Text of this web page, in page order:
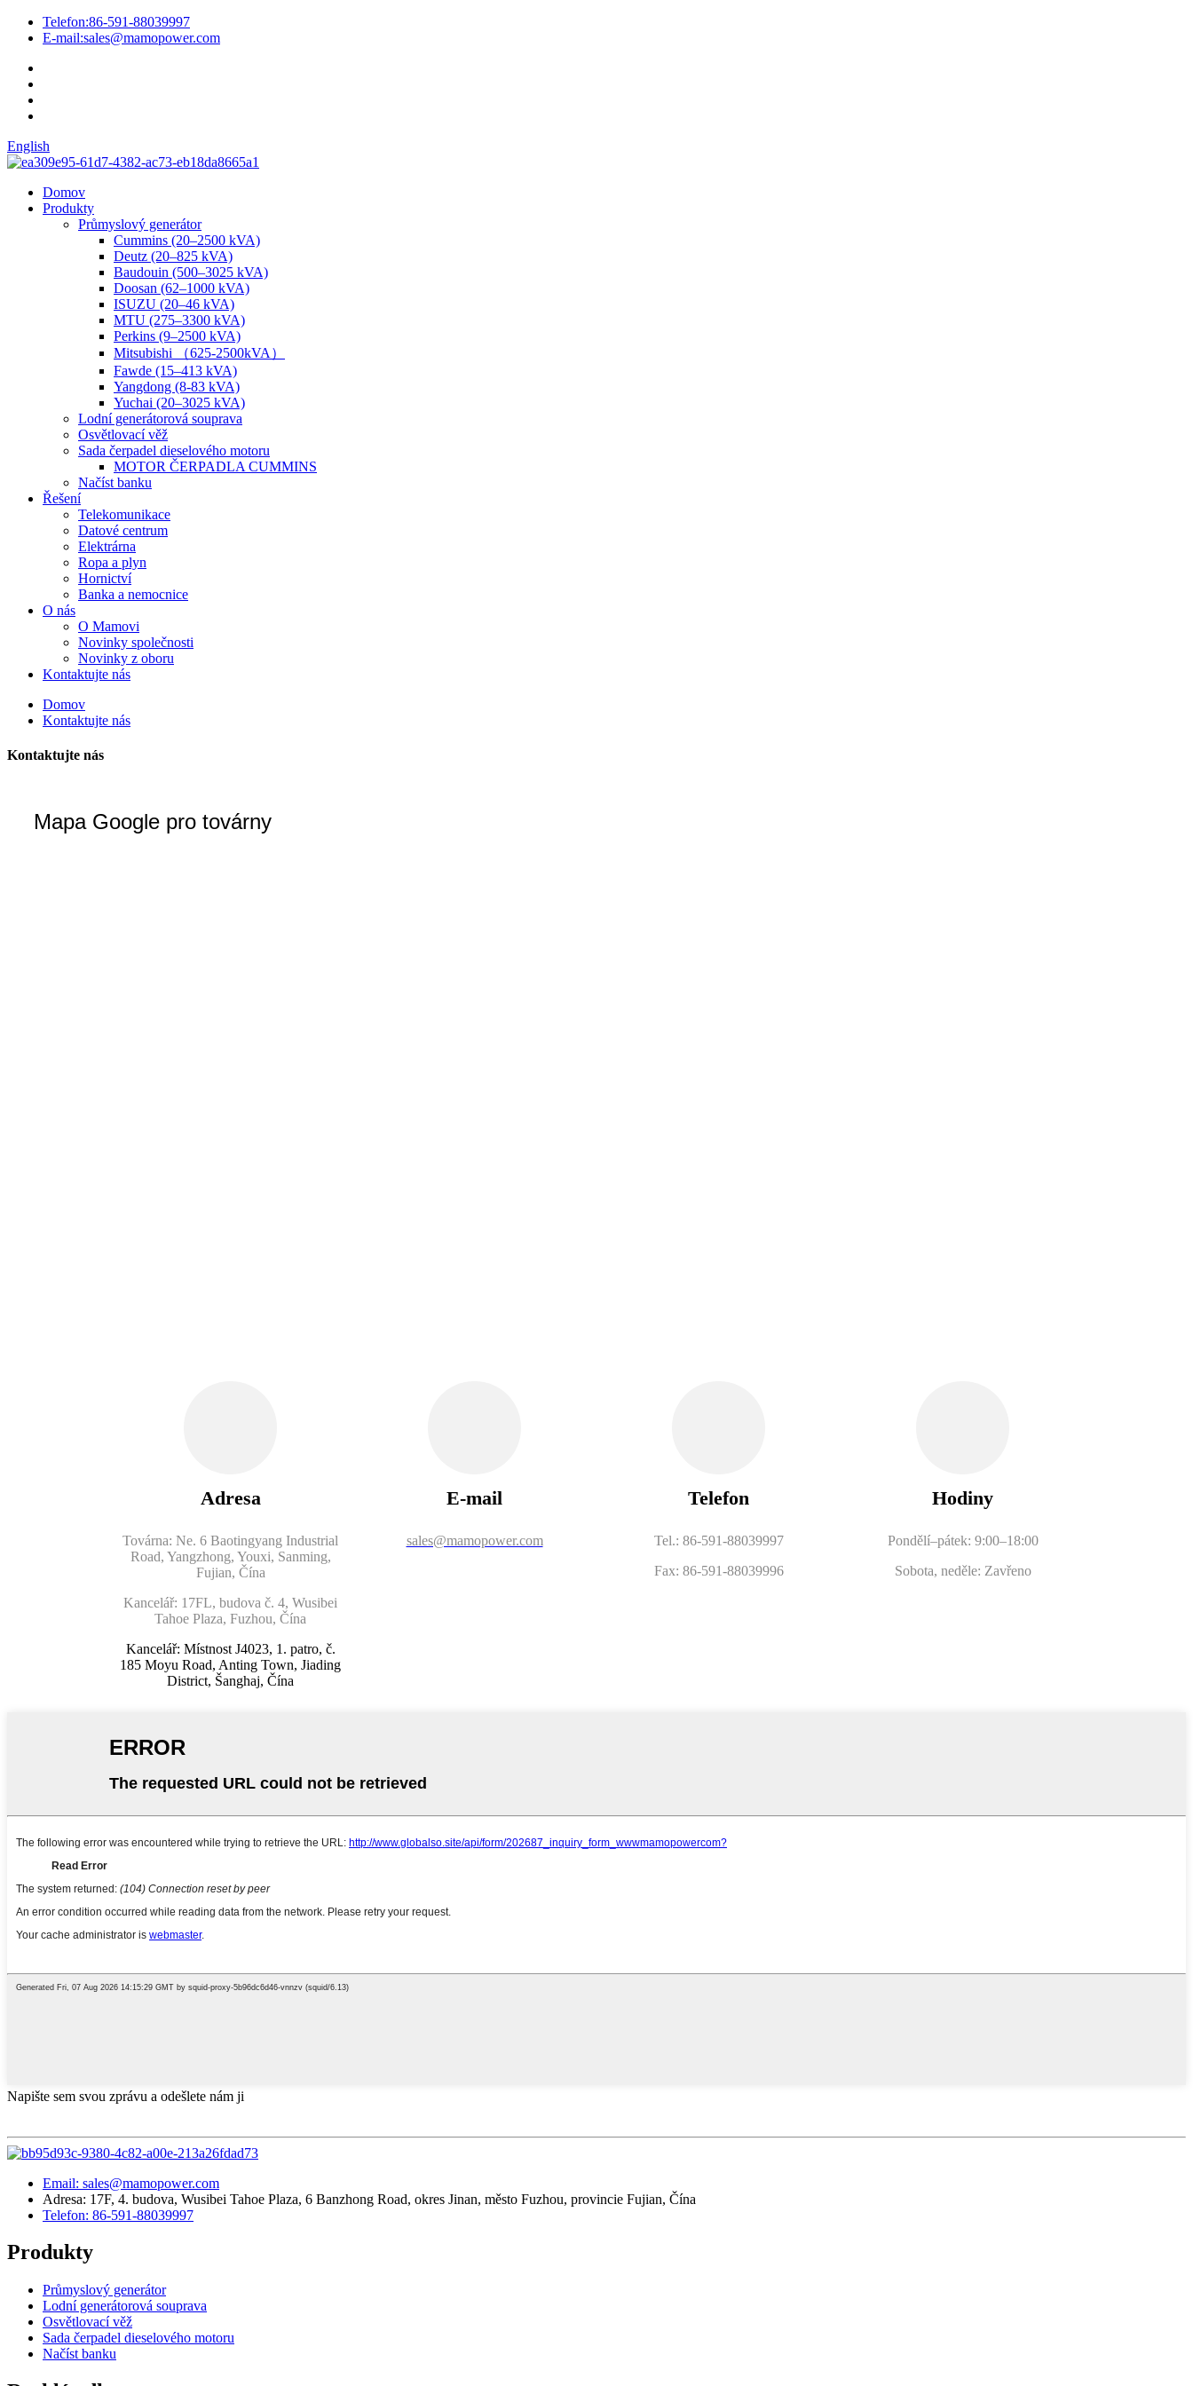
Telefon:86-591-88039997
E-mail:sales@mamopower.com
English
Domov
Produkty
Průmyslový generátor
Cummins (20–2500 kVA)
Deutz (20–825 kVA)
Baudouin (500–3025 kVA)
Doosan (62–1000 kVA)
ISUZU (20–46 kVA)
MTU (275–3300 kVA)
Perkins (9–2500 kVA)
Mitsubishi （625-2500kVA）
Fawde (15–413 kVA)
Yangdong (8-83 kVA)
Yuchai (20–3025 kVA)
Lodní generátorová souprava
Osvětlovací věž
Sada čerpadel dieselového motoru
MOTOR ČERPADLA CUMMINS
Načíst banku
Řešení
Telekomunikace
Datové centrum
Elektrárna
Ropa a plyn
Hornictví
Banka a nemocnice
O nás
O Mamovi
Novinky společnosti
Novinky z oboru
Kontaktujte nás
Domov
Kontaktujte nás
Kontaktujte nás
Mapa Google pro továrny
Adresa
Továrna: Ne. 6 Baotingyang Industrial
Road, Yangzhong, Youxi, Sanming,
Fujian, Čína
Kancelář: 17FL, budova č. 4, Wusibei
Tahoe Plaza, Fuzhou, Čína
Kancelář: Místnost J4023, 1. patro, č.
185 Moyu Road, Anting Town, Jiading
District, Šanghaj, Čína
E-mail
sales@mamopower.com
Telefon
Tel.: 86-591-88039997
Fax: 86-591-88039996
Hodiny
Pondělí–pátek: 9:00–18:00
Sobota, neděle: Zavřeno
Napište sem svou zprávu a odešlete nám ji
Email: sales@mamopower.com
Adresa: 17F, 4. budova, Wusibei Tahoe Plaza, 6 Banzhong Road, okres Jinan, město Fuzhou, provincie Fujian, Čína
Telefon: 86-591-88039997
Produkty
Průmyslový generátor
Lodní generátorová souprava
Osvětlovací věž
Sada čerpadel dieselového motoru
Načíst banku